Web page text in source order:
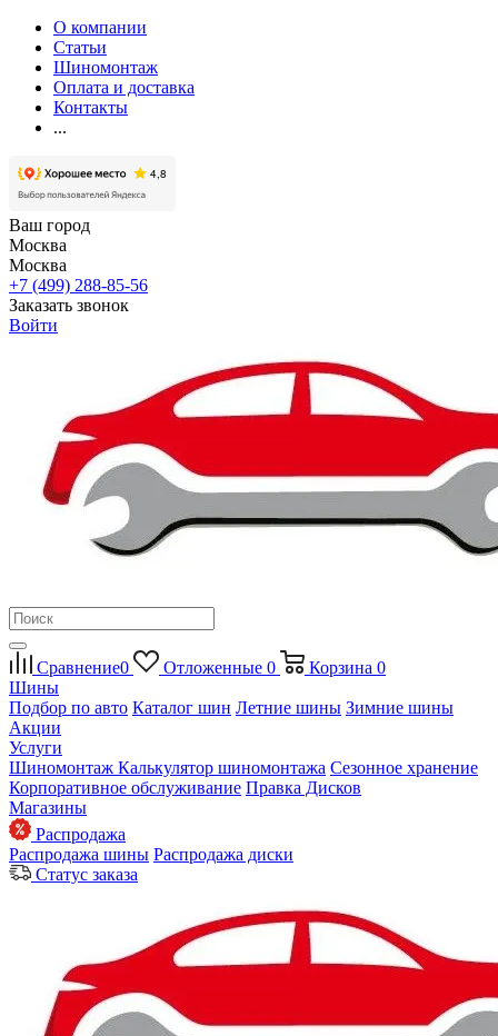
О компании
Статьи
Шиномонтаж
Оплата и доставка
Контакты
...
Ваш город
Москва
Москва
+7 (499) 288-85-56
Заказать звонок
Войти
Сравнение0 Отложенные 0 Корзина 0
Шины
Подбор по авто Каталог шин Летние шины Зимние шины
Акции
Услуги
Шиномонтаж Калькулятор шиномонтажа Сезонное хранение
Корпоративное обслуживание Правка Дисков
Магазины
Распродажа
Распродажа шины Распродажа диски
Статус заказа